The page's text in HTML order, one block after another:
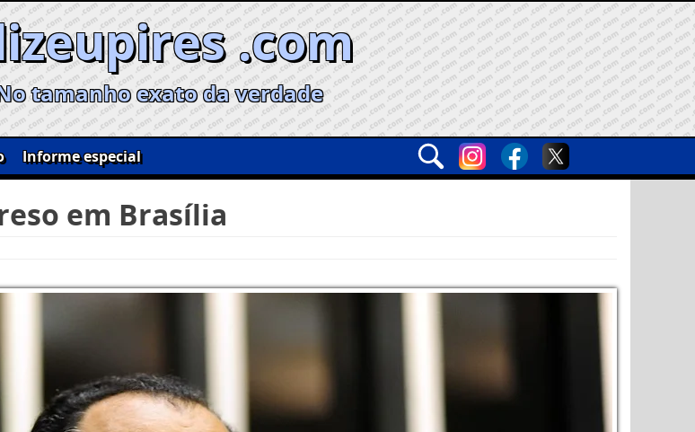
.com
tamanho exato da verdade
Informe especial
em Brasília